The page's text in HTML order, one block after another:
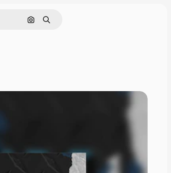
Поиск по изображению
Поиск